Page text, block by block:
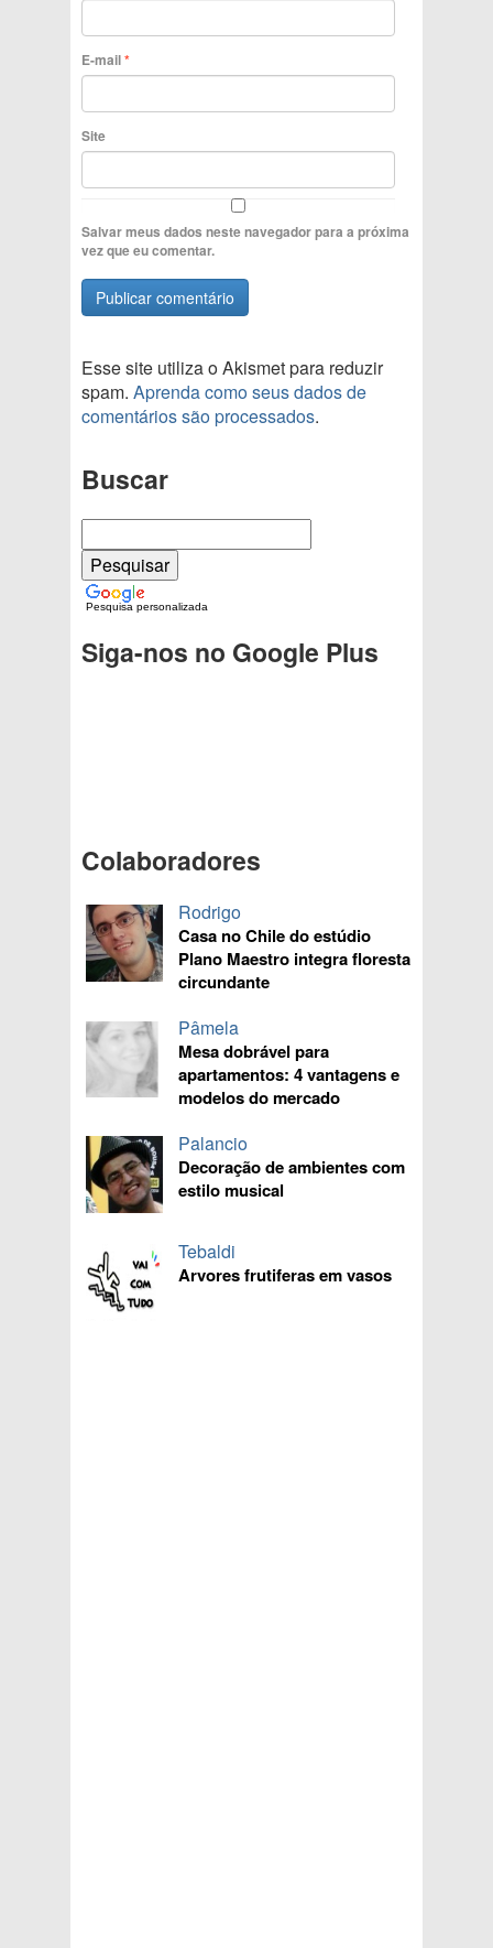
E-mail*
Site
Salvar meus dados neste navegador para a próxima
vez que eu comentar.
Esse site utiliza o Akismet para reduzir
spam. Aprenda como seus dados de
comentários são processados.
Buscar
Pesquisa personalizada
Siga-nos no Google Plus
Colaboradores
Rodrigo
Casa no Chile do estúdio
Plano Maestro integra floresta
circundante
Pâmela
Mesa dobrável para
apartamentos: 4 vantagens e
modelos do mercado
Palancio
Decoração de ambientes com
estilo musical
Tebaldi
Arvores frutiferas em vasos